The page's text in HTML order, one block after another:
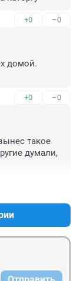
+0 –0
домой.
+0 –0
такое
думали,